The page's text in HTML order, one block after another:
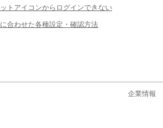
トアイコンからログインできない
合わせた各種設定・確認方法
企業情報